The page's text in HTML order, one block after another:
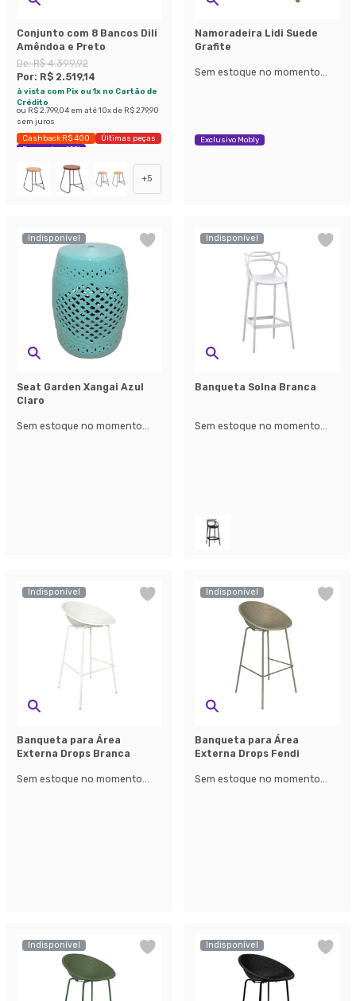
Conjunto com 8 Bancos Dili
Amêndoa e Preto
De:R$ 4.399,92
Por: R$ 2.519,14
à vista com Pix ou 1x no Cartão de
Crédito
ou R$ 2.799,04 em até10x de R$ 279,90
sem juros
Cashback R$ 400
Últimas peças
Economize 42%
+5
Namoradeira Lidi Suede
Grafite
Sem estoque no momento...
Exclusivo Mobly
Indisponível
Seat Garden Xangai Azul
Claro
Sem estoque no momento...
Indisponível
Banqueta Solna Branca
Sem estoque no momento...
Indisponível
Banqueta para Área
Externa Drops Branca
Sem estoque no momento...
Indisponível
Banqueta para Área
Externa Drops Fendi
Sem estoque no momento...
Indisponível Indisponível